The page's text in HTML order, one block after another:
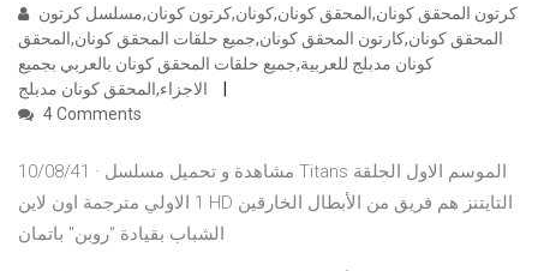
المحقق كونان,كارتون المحقق كونان,جميع حلقات المحقق كونان,المحقق
كونان مدبلج للعربية,جميع حلقات المحقق كونان بالعربي بجميع
4 Comments
10/08/41 · مشاهدة و تحميل مسلسل Titans الموسم الاول الحلقة
1 الاولي مترجمة اون لاين HD التايتنز هم فريق من الأبطال الخارقين
الشباب بقيادة "روبن" باتمان